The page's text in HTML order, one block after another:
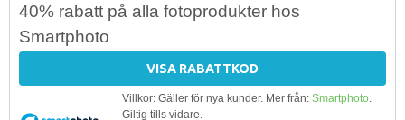
40% rabatt på alla fotoprodukter hos
Smartphoto
VISA RABATTKOD
Villkor: Gäller för nya kunder. Mer från: Smartphoto.
Giltig tills vidare.